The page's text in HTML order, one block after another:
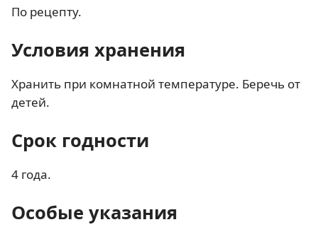
По рецепту.
Условия хранения
Хранить при комнатной температуре. Беречь от
детей.
Срок годности
4 года.
Особые указания